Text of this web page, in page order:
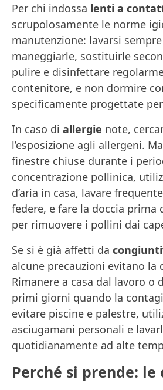
Per chi indossa lenti a
scrupolosamente le norme
manutenzione: lavarsi
maneggiarle, sostituirle
pulire e disinfettare
contenitore, e non dormire
specificamente progettate
In caso di allergie note,
l’esposizione agli allergeni.
finestre chiuse durante i
concentrazione pollinica,
d’aria in casa, lavare
federe, e fare la doccia prima
per rimuovere i pollini dai
Se si è già affetti da
alcune precauzioni evitano la
Rimanere a casa dal lavoro o
primi giorni quando la
evitare piscine e palestre,
asciugamani personali e
quotidianamente ad alte
Perché si prende: le